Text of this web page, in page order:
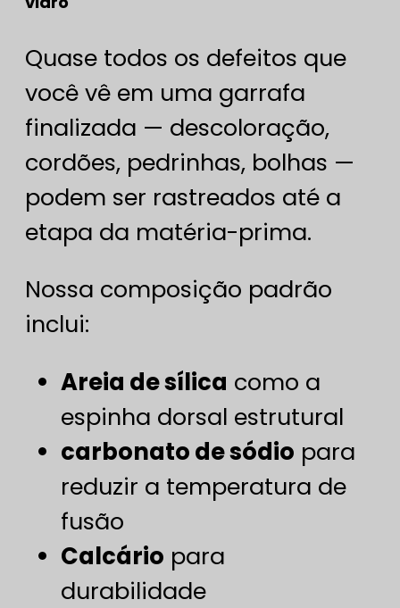
Quase todos os defeitos que
você vê em uma garrafa
finalizada — descoloração,
cordões, pedrinhas, bolhas —
podem ser rastreados até a
etapa da matéria-prima.
Nossa composição padrão
inclui:
Areia de sílica como a
espinha dorsal estrutural
carbonato de sódio para
reduzir a temperatura de
fusão
Calcário para
durabilidade